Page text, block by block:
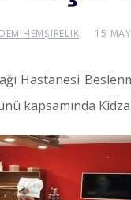
HEMŞIRELIK 15
Hastanesi
kapsamında